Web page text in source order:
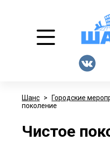
Шанс > Городские
поколение
Чистое